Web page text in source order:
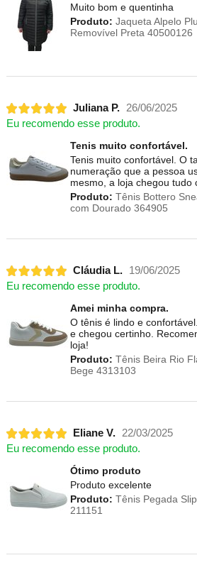
Muito bom e quentinha
Produto: Jaqueta Alpelo
Removível Preta 40500126
Juliana P. 26/06/2025
Eu recomendo esse produto.
Tenis muito confortável.
Tenis muito confortável. O
numeração que a pessoa
mesmo, a loja chegou tudo
Produto: Tênis Bottero
com Dourado 364905
Cláudia L.
19/06/2025
Eu recomendo esse produto.
Amei minha compra.
O tênis é lindo e
e chegou certinho.
loja!
Produto: Tênis Beira Rio
Bege 4313103
Eliane V. 22/03/2025
Eu recomendo esse produto.
Ótimo produto
Produto excelente
Produto: Tênis Pegada
211151